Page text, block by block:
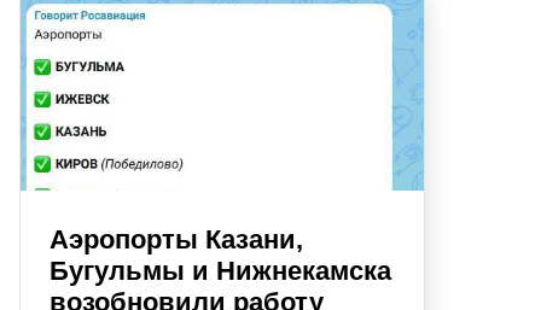
Аэропорты Казани,
Бугульмы и Нижнекамска
возобновили работу